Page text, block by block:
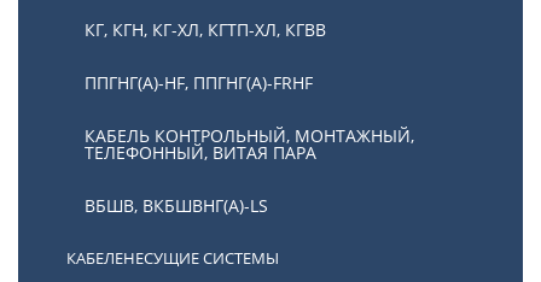
КГ, КГН, КГ-ХЛ, КГТП-ХЛ, КГВВ
ППГНГ(А)-HF, ППГНГ(А)-FRHF
КАБЕЛЬ КОНТРОЛЬНЫЙ, МОНТАЖНЫЙ,
ТЕЛЕФОННЫЙ, ВИТАЯ ПАРА
ВБШВ, ВКБШВНГ(А)-LS
КАБЕЛЕНЕСУЩИЕ СИСТЕМЫ